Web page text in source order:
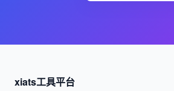
xiats工具平台